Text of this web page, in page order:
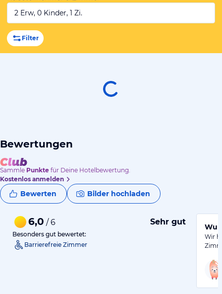
2 Erw, 0 Kinder, 1 Zi.
Filter
Bewertungen
Sammle Punkte für Deine Hotelbewertung.
Kostenlos anmelden
Bewerten Bilder hochladen
6,0 / 6 Sehr gut
Besonders gut bewertet:
Barrierefreie Zimmer
Wir